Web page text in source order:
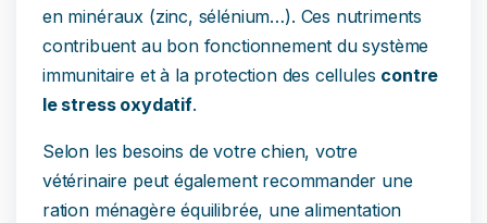
en minéraux (zinc, sélénium…). Ces nutriments
contribuent au bon fonctionnement du système
immunitaire et à la protection des cellules contre
le stress oxydatif.
Selon les besoins de votre chien, votre
vétérinaire peut également recommander une
ration ménagère équilibrée, une alimentation